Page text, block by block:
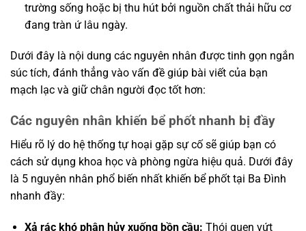
trường sống hoặc bị thu hút bởi nguồn chất thải hữu cơ
đang tràn ứ lâu ngày.
Dưới đây là nội dung các nguyên nhân được tinh gọn ngắn
súc tích, đánh thẳng vào vấn đề giúp bài viết của bạn
mạch lạc và giữ chân người đọc tốt hơn:
Các nguyên nhân khiến bể phốt nhanh bị đầy
Hiểu rõ lý do hệ thống tự hoại gặp sự cố sẽ giúp bạn có
cách sử dụng khoa học và phòng ngừa hiệu quả. Dưới đây
là 5 nguyên nhân phổ biến nhất khiến bể phốt tại Ba Đình
nhanh đầy:
Xả rác khó phân hủy xuống bồn cầu: Thói quen vứt